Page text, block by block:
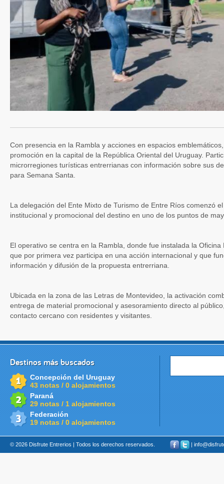
Con presencia en la Rambla y acciones en espacios
promoción en la capital de la República Oriental del Uruguay.
microrregiones turísticas entrerrianas con información sobre sus
para Semana Santa.
La delegación del Ente Mixto de Turismo de Entre Ríos comenzó
institucional y promocional del destino en uno de los puntos de
El operativo se centra en la Rambla, donde fue instalada la
que por primera vez participa en una acción internacional y que
información y difusión de la propuesta entrerriana.
Ubicada en la zona de las Letras de Montevideo, la activación
entrega de material promocional y asesoramiento directo al
contacto cercano con residentes y visitantes.
Destinos más buscados
Concepción del Uruguay
43 notas / 0 alojamientos
Paraná
29 notas / 1 alojamientos
Federación
19 notas / 0 alojamientos
© 2026 Disfrute Entrerios | Todos los derechos reservados. |